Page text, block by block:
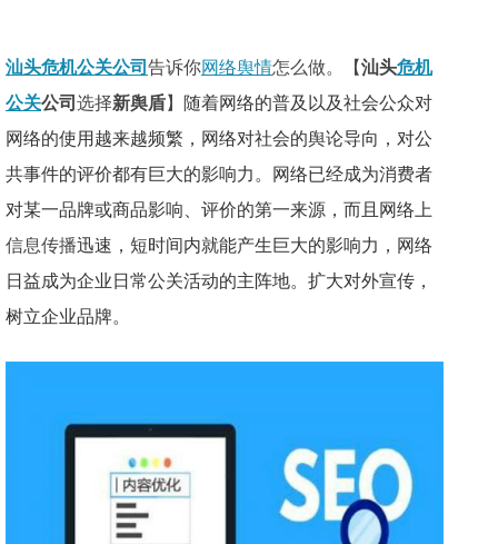
汕头危机公关公司 告诉你网络舆情怎么做。【汕头危机
公关公司 选择新舆盾】
随着网络的普及以及社会公众对
网络的使用越来越频繁，网络对社会的舆论导向，对公
共事件的评价都有巨大的影响力。网络已经成为消费者
对某一品牌或商品影响、评价的第一来源，而且网络上
信息传播迅速，短时间内就能产生巨大的影响力，网络
日益成为企业日常公关活动的主阵地。扩大对外宣传，
树立企业品牌。